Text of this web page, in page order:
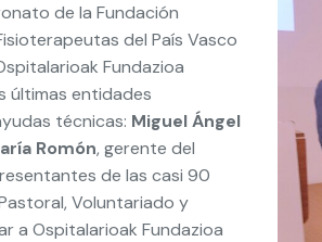
de la Fundación
del País Vasco
Fundazioa
últimas entidades
técnicas: Miguel Ángel
Romón, gerente del
de las casi 90
Voluntariado y
a Ospitalarioak Fundazioa